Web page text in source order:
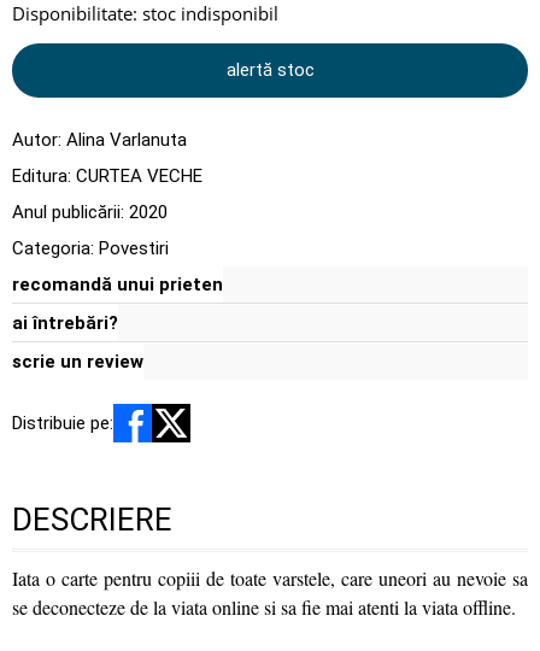
Disponibilitate: stoc indisponibil
alertă stoc
Autor: Alina Varlanuta
Editura: CURTEA VECHE
Anul publicării: 2020
Categoria: Povestiri
recomandă unui prieten
ai întrebări?
scrie un review
Distribuie pe:
DESCRIERE
Iata o carte pentru copiii de toate varstele, care uneori au nevoie sa
se deconecteze de la viata online si sa fie mai atenti la viata offline.